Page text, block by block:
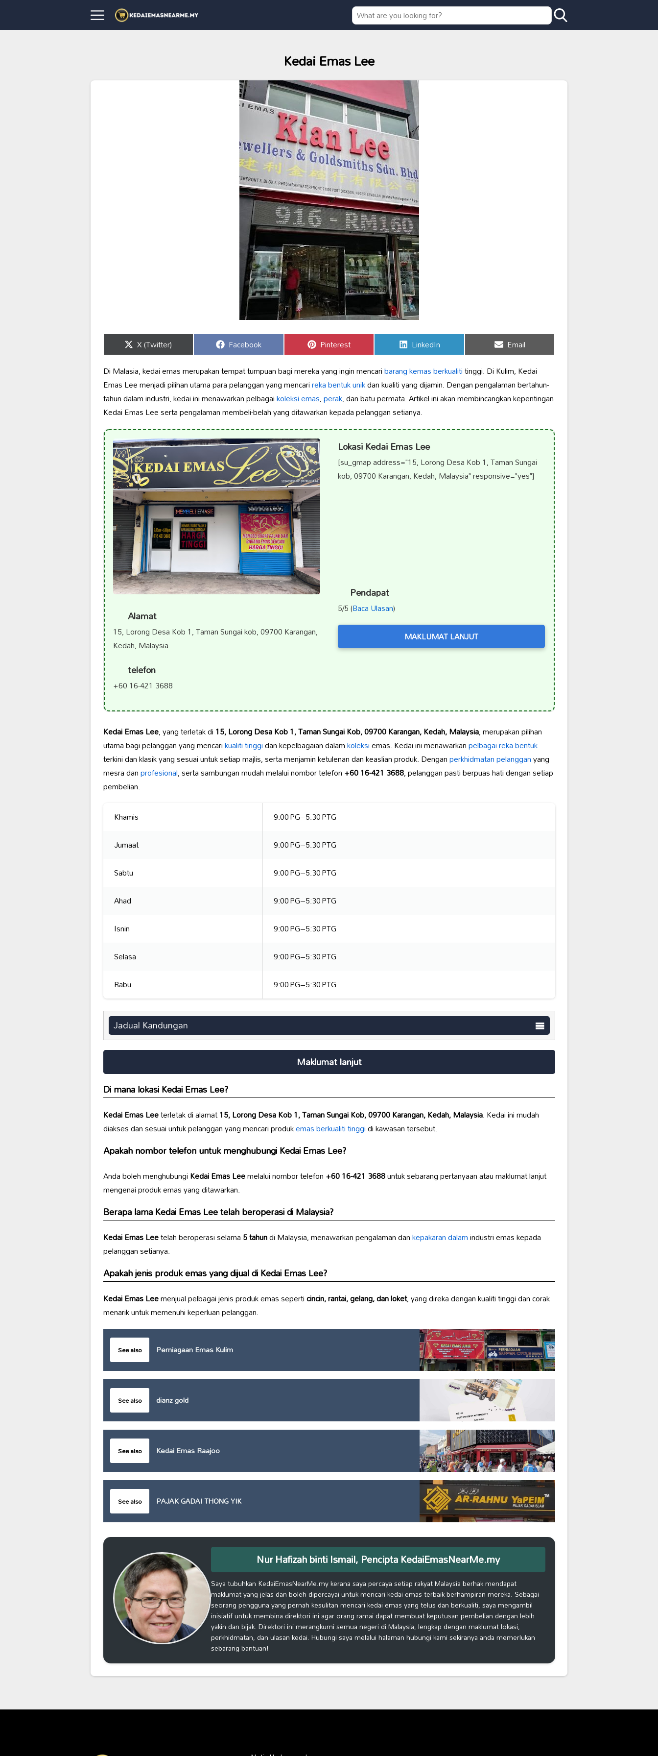
Kedai Emas Lee
Share
on
X (Twitter) Share
on
Facebook Share
on
Pinterest Share
on
LinkedIn Share
on
Email
Di Malasia, kedai emas merupakan tempat tumpuan bagi mereka yang ingin mencaribarang kemas berkualititinggi. Di Kulim, Kedai
Emas Lee menjadi pilihan utama para pelanggan yang mencarireka bentuk unikdan kualiti yang dijamin. Dengan pengalaman bertahun-
tahun dalam industri, kedai ini menawarkan pelbagaikoleksi emas,perak, dan batu permata. Artikel ini akan membincangkan kepentingan
Kedai Emas Lee serta pengalaman membeli-belah yang ditawarkan kepada pelanggan setianya.
Alamat
15, Lorong Desa Kob 1, Taman Sungai kob, 09700 Karangan,
Kedah, Malaysia
telefon
+60 16-421 3688
Lokasi Kedai Emas Lee
[su_gmap address="15, Lorong Desa Kob 1, Taman Sungai
kob, 09700 Karangan, Kedah, Malaysia" responsive="yes"]
Pendapat
5/5 (Baca Ulasan)
MAKLUMAT LANJUT
Kedai Emas Lee, yang terletak di15, Lorong Desa Kob 1, Taman Sungai Kob, 09700 Karangan, Kedah, Malaysia, merupakan pilihan
utama bagi pelanggan yang mencarikualiti tinggidan kepelbagaian dalamkoleksiemas. Kedai ini menawarkanpelbagai reka bentuk
terkini dan klasik yang sesuai untuk setiap majlis, serta menjamin ketulenan dan keaslian produk. Denganperkhidmatan pelangganyang
mesra danprofesional, serta sambungan mudah melalui nombor telefon+60 16-421 3688, pelanggan pasti berpuas hati dengan setiap
pembelian.
Khamis
9:00 PG–5:30 PTG
Jumaat
9:00 PG–5:30 PTG
Sabtu
9:00 PG–5:30 PTG
Ahad
9:00 PG–5:30 PTG
Isnin
9:00 PG–5:30 PTG
Selasa
9:00 PG–5:30 PTG
Rabu
9:00 PG–5:30 PTG
Jadual Kandungan
Maklumat lanjut
Di mana lokasiKedai Emas Lee?
Kedai Emas Leeterletak di alamat15, Lorong Desa Kob 1, Taman Sungai Kob, 09700 Karangan, Kedah, Malaysia. Kedai ini mudah
diakses dan sesuai untuk pelanggan yang mencari produkemas berkualiti tinggidi kawasan tersebut.
Apakah nombor telefon untuk menghubungiKedai Emas Lee?
Anda boleh menghubungiKedai Emas Leemelalui nombor telefon+60 16-421 3688untuk sebarang pertanyaan atau maklumat lanjut
mengenai produk emas yang ditawarkan.
Berapa lamaKedai Emas Leetelah beroperasi di Malaysia?
Kedai Emas Leetelah beroperasi selama5 tahundi Malaysia, menawarkan pengalaman dankepakaran dalamindustri emas kepada
pelanggan setianya.
Apakah jenis produk emas yang dijual diKedai Emas Lee?
Kedai Emas Leemenjual pelbagai jenis produk emas seperticincin, rantai, gelang, dan loket, yang direka dengan kualiti tinggi dan corak
menarik untuk memenuhi keperluan pelanggan.
See also Perniagaan Emas Kulim
See also dianz gold
See also Kedai Emas Raajoo
See also PAJAK GADAI THONG YIK
Nur Hafizah binti Ismail, Pencipta KedaiEmasNearMe.my
Saya tubuhkan KedaiEmasNearMe.my kerana saya percaya setiap rakyat Malaysia berhak mendapat
maklumat yang jelas dan boleh dipercayai untuk mencari kedai emas terbaik berhampiran mereka. Sebagai
seorang pengguna yang pernah kesulitan mencari kedai emas yang telus dan berkualiti, saya mengambil
inisiatif untuk membina direktori ini agar orang ramai dapat membuat keputusan pembelian dengan lebih
yakin dan bijak. Direktori ini merangkumi semua negeri di Malaysia, lengkap dengan maklumat lokasi,
perkhidmatan, dan ulasan kedai. Hubungi saya melalui halaman hubungi kami sekiranya anda memerlukan
sebarang bantuan!